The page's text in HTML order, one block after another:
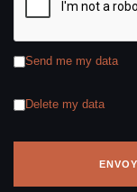
Send me my data
Delete my data